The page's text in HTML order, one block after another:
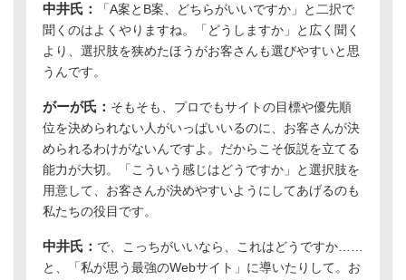
中井氏：
「A案とB案、どちらがいいですか」と二択で
聞くのはよくやりますね。「どうしますか」と広く聞く
より、選択肢を狭めたほうがお客さんも選びやすいと思
うんです。
がーが氏： そもそも、プロでもサイトの目標や優先順
位を決められない人がいっぱいいるのに、お客さんが決
められるわけがないんですよ。だからこそ仮説を立てる
能力が大切。「こういう感じはどうですか」と選択肢を
用意して、お客さんが決めやすいようにしてあげるのも
私たちの役目です。
中井氏： で、こっちがいいなら、これはどうですか……
と、「私が思う最強のWebサイト」に導いたりして。お